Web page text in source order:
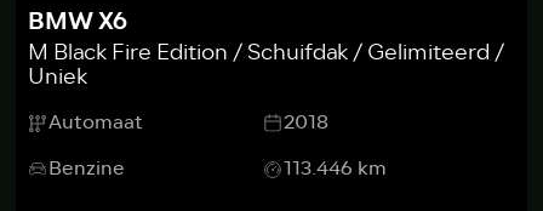
BMW X6
M Black Fire Edition / Schuifdak / Gelimiteerd /
Uniek
Automaat
2018
Benzine
113.446 km